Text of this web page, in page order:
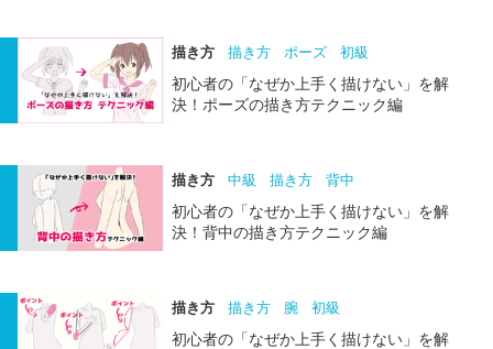
描き方 描き方 ポーズ 初級
初心者の「なぜか上手く描けない」を解
決！ポーズの描き方テクニック編
描き方 中級 描き方 背中
初心者の「なぜか上手く描けない」を解
決！背中の描き方テクニック編
描き方 描き方 腕 初級
初心者の「なぜか上手く描けない」を解